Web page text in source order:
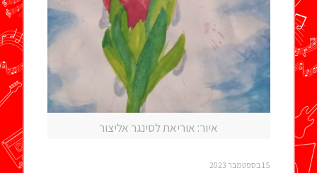
איור: אוריאת לסינגר אליצור
15 בספטמבר 2023